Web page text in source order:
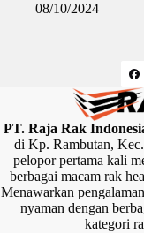
08/10/2024
PT. Raja Rak
di Kp. Rambutan,
pelopor pertama kali
berbagai macam rak
Menawarkan
nyaman dengan
kategori